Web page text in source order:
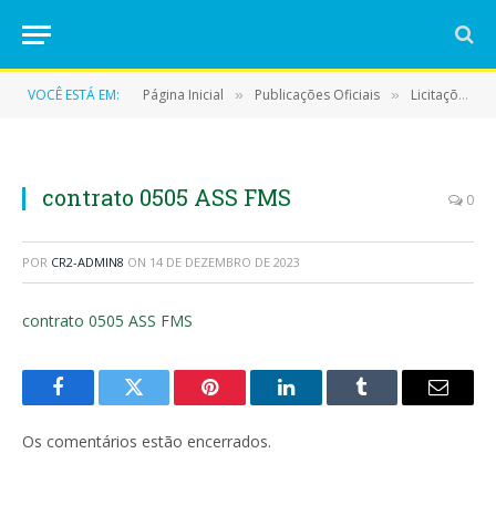
VOCÊ ESTÁ EM: Página Inicial » Publicações Oficiais » Licitações
contrato 0505 ASS FMS 0
POR CR2-ADMIN8 ON 14 DE DEZEMBRO DE 2023
contrato 0505 ASS FMS
FacebookTwitter Pinterest LinkedInTumblr
E-
Os comentários estão encerrados.